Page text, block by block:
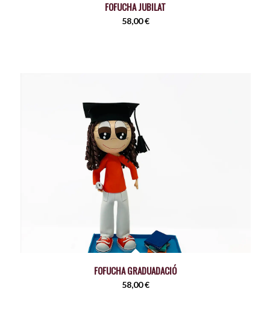
FOFUCHA JUBILAT
58,00€
FOFUCHA GRADUADACIÓ
58,00€